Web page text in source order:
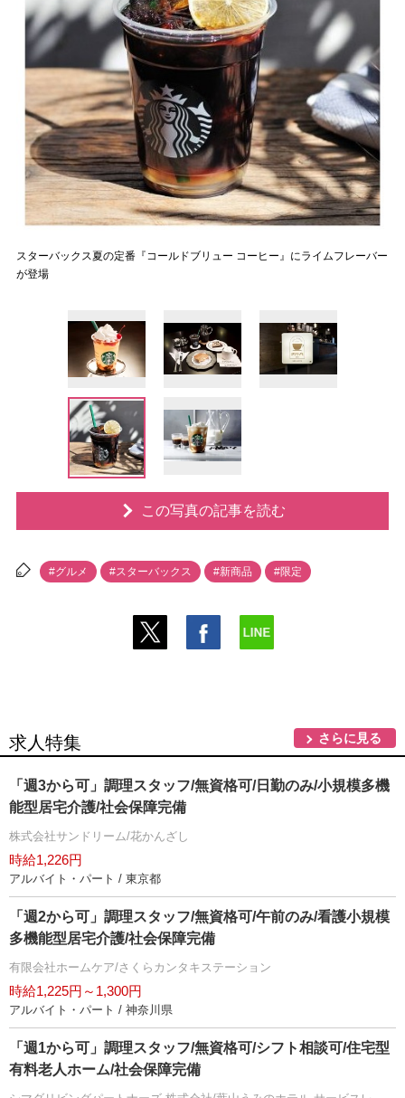
スターバックス夏の定番『コールドブリュー コーヒー』にライムフレーバー
が登場
この写真の記事を読む
#グルメ #スターバックス #新商品 #限定
求人特集 さらに見る
「週3から可」調理スタッフ/無資格可/日勤のみ/小規模多機
能型居宅介護/社会保障完備
株式会社サンドリーム/花かんざし
時給1,226円
アルバイト・パート / 東京都
「週2から可」調理スタッフ/無資格可/午前のみ/看護小規模
多機能型居宅介護/社会保障完備
有限会社ホームケア/さくらカンタキステーション
時給1,225円～1,300円
アルバイト・パート / 神奈川県
「週1から可」調理スタッフ/無資格可/シフト相談可/住宅型
有料老人ホーム/社会保障完備